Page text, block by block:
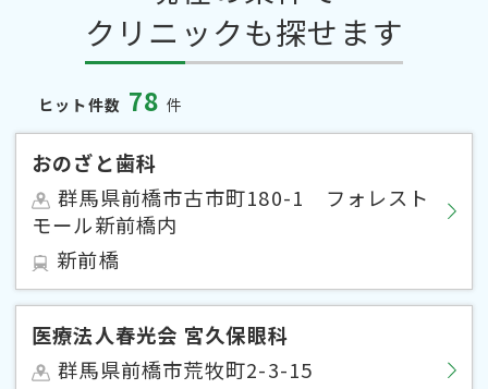
クリニックも探せます
ヒット件数 78 件
おのざと歯科
群馬県前橋市古市町180-1 フォレスト
モール新前橋内
新前橋
医療法人春光会 宮久保眼科
群馬県前橋市荒牧町2-3-15